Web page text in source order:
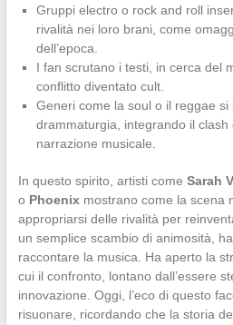
Gruppi electro o rock and roll
rivalità nei loro brani, come
dell’epoca.
I fan scrutano i testi, in cerca del
conflitto diventato cult.
Generi come la soul o il reggae
drammaturgia, integrando il clash
narrazione musicale.
In questo spirito, artisti come Sarah
o Phoenixmostrano come la scena
appropriarsi delle rivalità per
un semplice scambio di animosità,
raccontare la musica. Ha aperto la
cui il confronto, lontano dall’essere
innovazione. Oggi, l’eco di questo
risuonare, ricordando che la storia